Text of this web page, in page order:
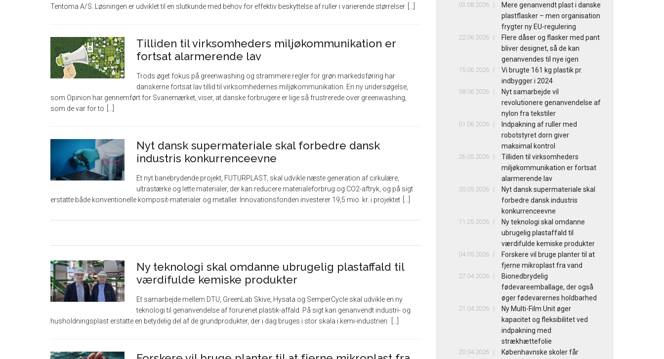
Tentoma A/S. Løsningen er udviklet til en slutkunde med behov for effektiv beskyttelse af ruller i varierende størrelser
Tilliden til virksomheders miljøkommunikation er
fortsat alarmerende lav
Trods øget fokus på greenwashing og strammere regler for grøn markedsføring har
danskerne fortsat lav tillid til virksomhedernes miljøkommunikation. En ny undersøgelse,
som Opinion har gennemført for Svanemærket, viser, at danske forbrugere er lige så frustrerede over greenwashing,
som de var for to
Nyt dansk supermateriale skal forbedre dansk
industris konkurrenceevne
Et nyt banebrydende projekt, FUTURPLAST, skal udvikle næste generation af cirkulære,
ultrastærke og lette materialer, der kan reducere materialeforbrug og CO2-aftryk, og på sigt
erstatte både konventionelle komposit-materialer og metaller. Innovationsfonden investerer 19,5 mio. kr. i projektet
Ny teknologi skal omdanne ubrugelig plastaffald til
værdifulde kemiske produkter
Et samarbejde mellem DTU, GreenLab Skive, Hysata og SemperCycle skal udvikle en ny
teknologi til genanvendelse af forurenet plastik-affald. På sigt kan genanvendt industri- og
husholdningsplast erstatte en betydelig del af de grundprodukter, der i dag bruges i stor skala i kemi-industrien.
03.08.2026
Mere genanvendt plast i danske
plastflasker – men organisation
frygter ny EU-regulering
22.06.2026
Flere dåser og flasker med pant
bliver designet, så de kan
genanvendes til nye igen
15.06.2026
Vi brugte 161 kg plastik pr.
indbygger i 2024
08.06.2026
Nyt samarbejde vil
revolutionere genanvendelse af
nylon fra tekstiler
01.06.2026
Indpakning af ruller med
robotstyret dorn giver
maksimal kontrol
26.05.2026
Tilliden til virksomheders
miljøkommunikation er fortsat
alarmerende lav
20.05.2026
Nyt dansk supermateriale skal
forbedre dansk industris
konkurrenceevne
11.05.2026
Ny teknologi skal omdanne
ubrugelig plastaffald til
værdifulde kemiske produkter
04.05.2026
Forskere vil bruge planter til at
fjerne mikroplast fra vand
27.04.2026
Bionedbrydelig
fødevareemballage, der også
øger fødevarernes holdbarhed
21.04.2026
Ny Multi-Film Unit øger
kapacitet og fleksibilitet ved
indpakning med
strækhættefolie
20.04.2026 Københavnske skoler får